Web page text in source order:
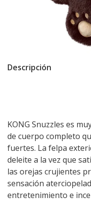
Descripción
KONG Snuzzles es
de cuerpo completo
fuertes. La felpa
deleite a la vez que
las orejas crujientes
sensación
entretenimiento e